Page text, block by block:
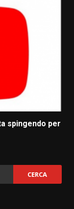
spingendo per